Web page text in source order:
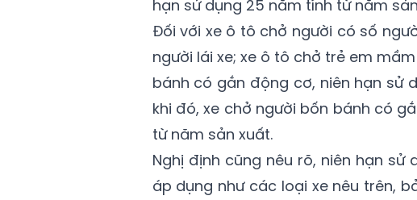
hạn sử dụng 25 năm tính từ năm
Đối với xe ô tô chở người có số
người lái xe; xe ô tô chở trẻ em
bánh có gắn động cơ, niên hạn sử
khi đó, xe chở người bốn bánh có
từ năm sản xuất.
Nghị định cũng nêu rõ, niên hạn
áp dụng như các loại xe nêu trên,